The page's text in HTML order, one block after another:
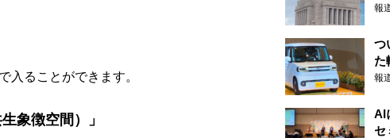
入ることができます。
象徴空間）」
報
つ
た
報
AI
セ